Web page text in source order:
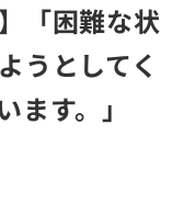
「困難な状
うとしてく
ます。」